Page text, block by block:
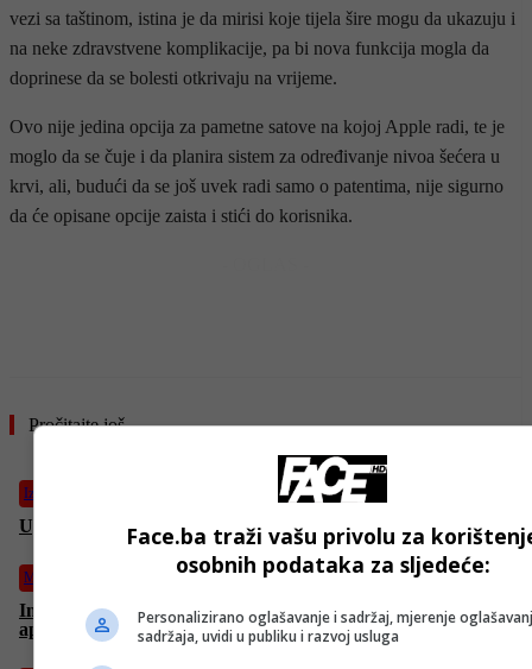
vezi sa taštinom, istina je da mirisi koje tijela šire mogu da ukazuju i
na neke zdravstvene komplikacije, pa bi nova funkcija mogla da
doprinese da se bolesti otkrivaju na vrijeme.
Ovo nije jedina opcija za pametne satove na kojoj Apple radi, te je
moglo da se čuje i da planira sistem za određivanje nivoa šećera u
krvi, ali, budući da se još uvek radi samo o patentima, nije sigurno
da će opisane opcije zaista i stići do korisnika.
Pročitajte još
Izdvojeno
Upozorenje za korisnike Gmaila: Promijenite lozinke odmah
Magazin
Imate problema sa baterijom na telefonu? Google otkrio koja je
aplikacija kriva
Face.ba traži vašu privolu za
osobnih podataka za sljedeće:
Personalizirano oglašavanje i sadržaj, mjerenje
sadržaja, uvidi u publiku i razvoj usluga